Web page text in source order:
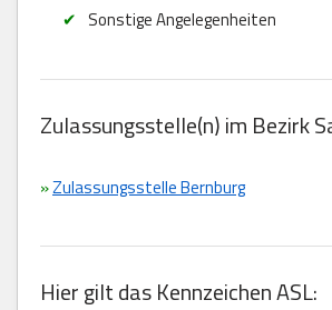
Sonstige Angelegenheiten
Zulassungsstelle(n) im Bezirk
»Zulassungsstelle Bernburg
Hier gilt das Kennzeichen ASL: